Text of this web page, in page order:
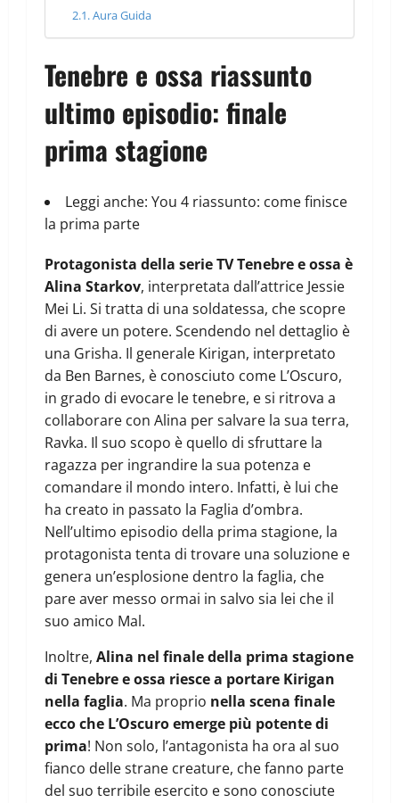
Aura Guida
Tenebre e ossa riassunto
ultimo episodio: finale
prima stagione
Leggi anche: You 4 riassunto: come finisce
la prima parte
Protagonista della serie TV Tenebre e ossa è
Alina Starkov, interpretata dall’attrice Jessie
Mei Li. Si tratta di una soldatessa, che scopre
di avere un potere. Scendendo nel dettaglio è
una Grisha. Il generale Kirigan, interpretato
da Ben Barnes, è conosciuto come L’Oscuro,
in grado di evocare le tenebre, e si ritrova a
collaborare con Alina per salvare la sua terra,
Ravka. Il suo scopo è quello di sfruttare la
ragazza per ingrandire la sua potenza e
comandare il mondo intero. Infatti, è lui che
ha creato in passato la Faglia d’ombra.
Nell’ultimo episodio della prima stagione, la
protagonista tenta di trovare una soluzione e
genera un’esplosione dentro la faglia, che
pare aver messo ormai in salvo sia lei che il
suo amico Mal.
Inoltre, Alina nel finale della prima stagione
di Tenebre e ossa riesce a portare Kirigan
nella faglia. Ma proprio nella scena finale
ecco che L’Oscuro emerge più potente di
prima! Non solo, l’antagonista ha ora al suo
fianco delle strane creature, che fanno parte
del suo terribile esercito e sono conosciute